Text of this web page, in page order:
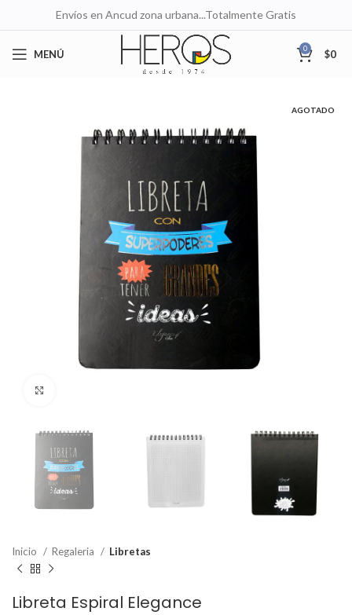
Envíos en Ancud zona urbana...Totalmente Gratis
MENÚ 0 $0
AGOTADO
Inicio Regaleria Libretas
Libreta Espiral Elegance